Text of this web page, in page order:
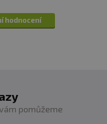
hodnocení
pomůžeme